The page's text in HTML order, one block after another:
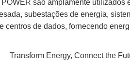
são amplamente
subestações de energia,
centros de dados, fornecendo
Transform Energy, Connect the